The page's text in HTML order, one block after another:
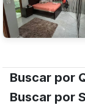
Buscar por
Buscar por